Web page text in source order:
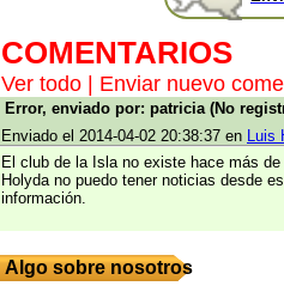
COMENTARIOS
Ver todo Enviar nuevo
Error, enviado por: patricia (No
Enviado el 2014-04-02 20:38:37 en Luis
El club de la Isla no existe hace más
Holyda no puedo tener noticias desde
información.
Algo sobre nosotros